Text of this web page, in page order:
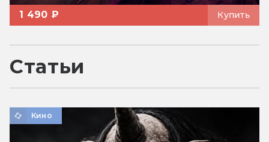
1 490 ₽ Купить
Статьи
Кино